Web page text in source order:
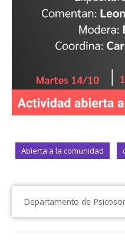
Abierta a la comunidad
Departamento de